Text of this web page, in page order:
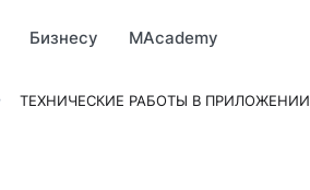
Бизнесу MAcademy
ТЕХНИЧЕСКИЕ РАБОТЫ В ПРИЛОЖЕНИИ